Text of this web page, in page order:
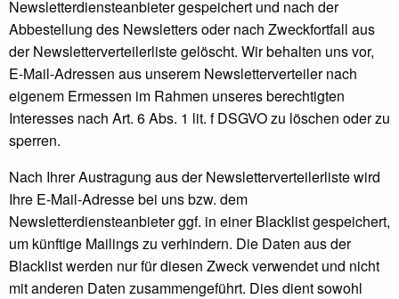
Newsletterdiensteanbieter gespeichert und nach der
Abbestellung des Newsletters oder nach Zweckfortfall aus
der Newsletterverteilerliste gelöscht. Wir behalten uns vor,
E-Mail-Adressen aus unserem Newsletterverteiler nach
eigenem Ermessen im Rahmen unseres berechtigten
Interesses nach Art. 6 Abs. 1 lit. f DSGVO zu löschen oder zu
sperren.
Nach Ihrer Austragung aus der Newsletterverteilerliste wird
Ihre E-Mail-Adresse bei uns bzw. dem
Newsletterdiensteanbieter ggf. in einer Blacklist gespeichert,
um künftige Mailings zu verhindern. Die Daten aus der
Blacklist werden nur für diesen Zweck verwendet und nicht
mit anderen Daten zusammengeführt. Dies dient sowohl